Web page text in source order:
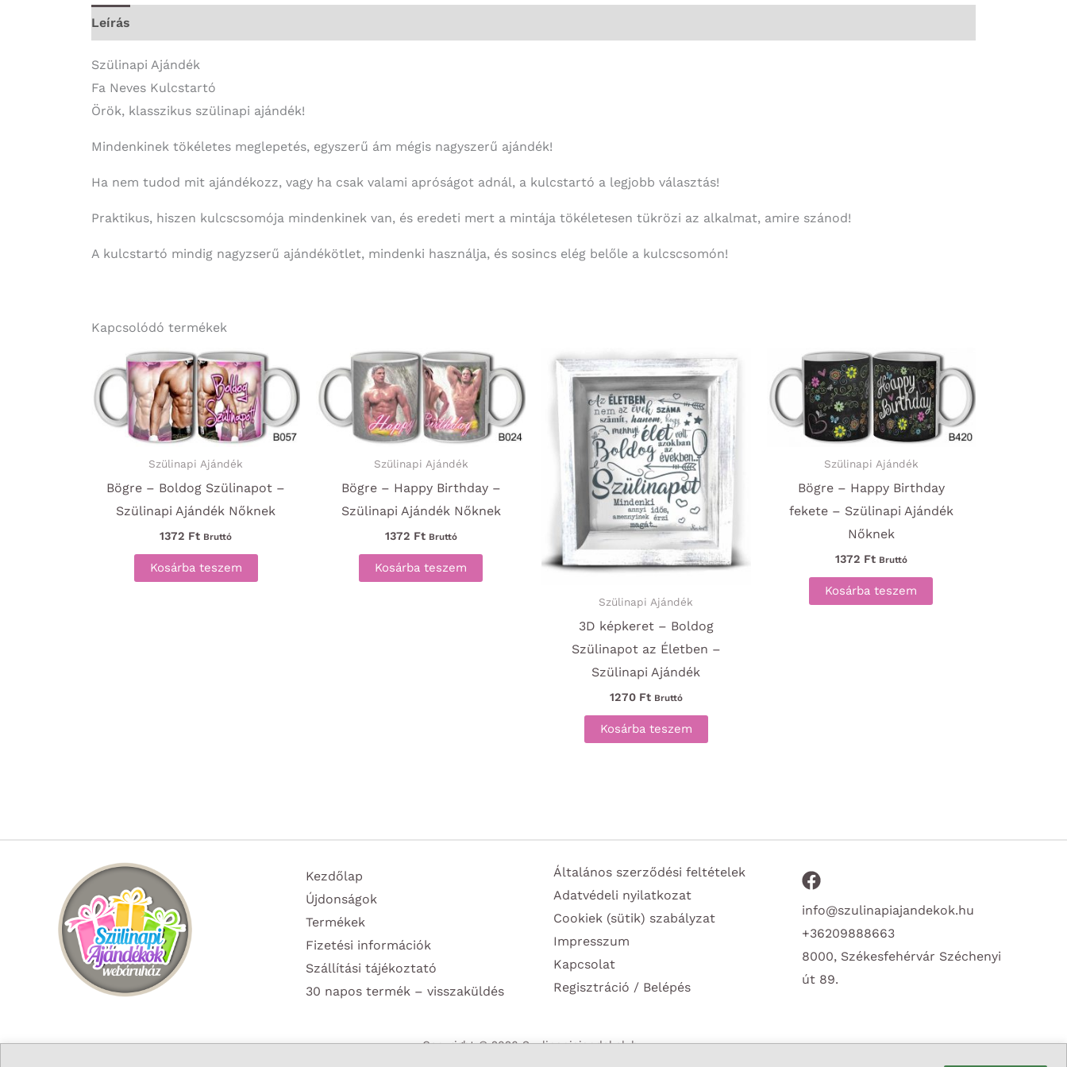
Leírás
Szülinapi Ajándék
Fa Neves Kulcstartó
Örök, klasszikus szülinapi ajándék!
Mindenkinek tökéletes meglepetés, egyszerű ám mégis nagyszerű ajándék!
Ha nem tudod mit ajándékozz, vagy ha csak valami apróságot adnál, a kulcstartó a legjobb választás!
Praktikus, hiszen kulcscsomója mindenkinek van, és eredeti mert a mintája tökéletesen tükrözi az alkalmat, amire szánod!
A kulcstartó mindig nagyzserű ajándékötlet, mindenki használja, és sosincs elég belőle a kulcscsomón!
Kapcsolódó termékek
Szülinapi Ajándék
Bögre – Boldog Szülinapot –
Szülinapi Ajándék Nőknek
1372 Ft Bruttó
Kosárba teszem
Szülinapi Ajándék
Bögre – Happy Birthday –
Szülinapi Ajándék Nőknek
1372 Ft Bruttó
Kosárba teszem
Szülinapi Ajándék
3D képkeret – Boldog
Szülinapot az Életben –
Szülinapi Ajándék
1270 Ft Bruttó
Kosárba teszem
Szülinapi Ajándék
Bögre – Happy Birthday
fekete – Szülinapi Ajándék
Nőknek
1372 Ft Bruttó
Kosárba teszem
Kezdőlap
Újdonságok
Termékek
Fizetési információk
Szállítási tájékoztató
30 napos termék – visszaküldés
Általános szerződési feltételek
Adatvédeli nyilatkozat
Cookiek (sütik) szabályzat
Impresszum
Kapcsolat
Regisztráció / Belépés
info@szulinapiajandekok.hu
+36209888663
8000, Székesfehérvár Széchenyi
út 89.
Copyright © 2026 Szulinapiajandekok.hu